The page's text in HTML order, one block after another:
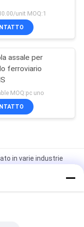
unit MOQ:1
assale per
ferroviario
MOQ:pc uno
in varie industrie
molti tipi di
utilizzati